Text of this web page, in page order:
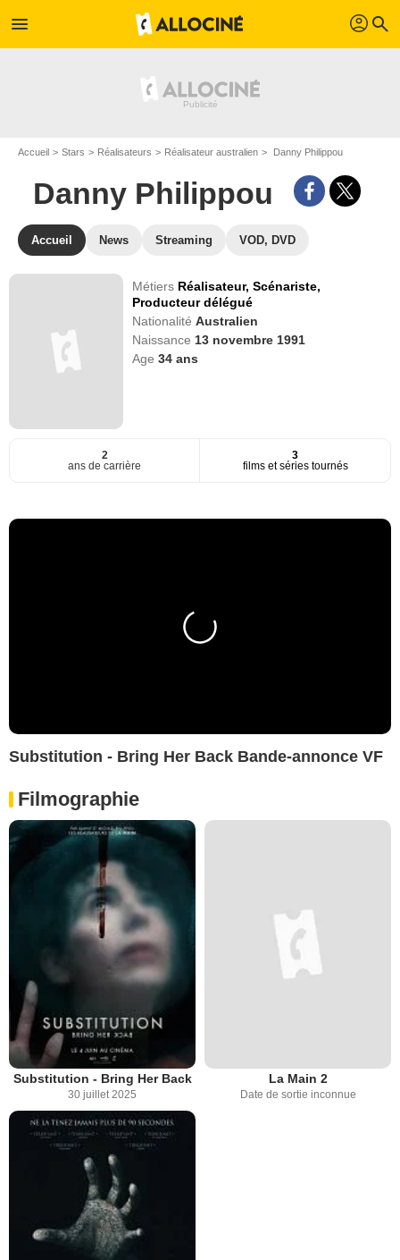
menu profil search
Accueil Stars Réalisateurs Réalisateur australien Danny Philippou
Danny Philippou
Accueil News Streaming VOD, DVD
Métiers Réalisateur,Scénariste,
Producteur délégué
NationalitéAustralien
Naissance 13 novembre 1991
Age34 ans
2
ans de carrière
3
films et séries tournés
Substitution - Bring Her Back Bande-annonce VF
Filmographie
Substitution - Bring Her Back
30 juillet 2025
La Main 2
Date de sortie inconnue